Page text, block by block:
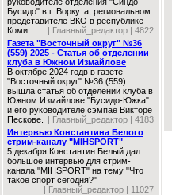
Бусидо" в г. Воркута, региональном
представителе ВКО в республике
Коми.
| Главный_редактор | 4822
Газета "Восточный округ" №36
(559) 2025 - Статья об отделении
клуба в Южном Измайлове
В октябре 2024 годв в газете
"Восточный округ" №36 (559)
вышла статья об отделении клуба в
Южном Измайлове "Бусидо-Южка"
и его руководителе сэмпае Викторе
Пескове.
| Главный_редактор | 4183
Интервью Константина Белого
стрим-каналу "MIHSPORT"
5 декабря Константин Белый дал
большое интервью для стрим-
канала "MIHSPORT" на тему "Что
такое спорт сегодня?"
| Главный_редактор | 11027